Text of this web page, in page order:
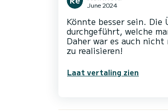
June 2024
Könnte besser sein. Die
durchgeführt, welche
Daher war es auch
zu realisieren!
Laat vertaling zien